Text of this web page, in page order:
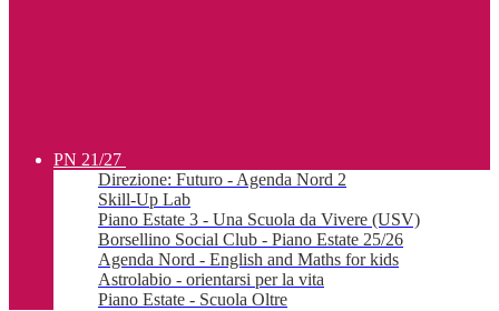
PN 21/27
Direzione: Futuro - Agenda Nord 2
Skill-Up Lab
Piano Estate 3 - Una Scuola da Vivere (USV)
Borsellino Social Club - Piano Estate 25/26
Agenda Nord - English and Maths for kids
Astrolabio - orientarsi per la vita
Piano Estate - Scuola Oltre